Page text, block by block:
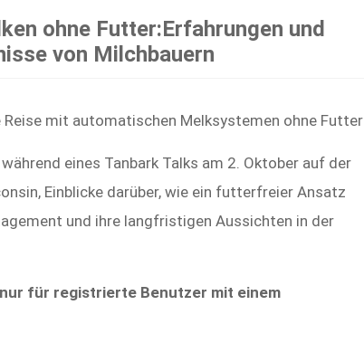
ohne Futter:Erfahrungen und
von Milchbauern
mit automatischen Melksystemen ohne Futter
eines Tanbark Talks am 2. Oktober auf der
Einblicke darüber, wie ein futterfreier Ansatz
und ihre langfristigen Aussichten in der
für registrierte Benutzer mit einem